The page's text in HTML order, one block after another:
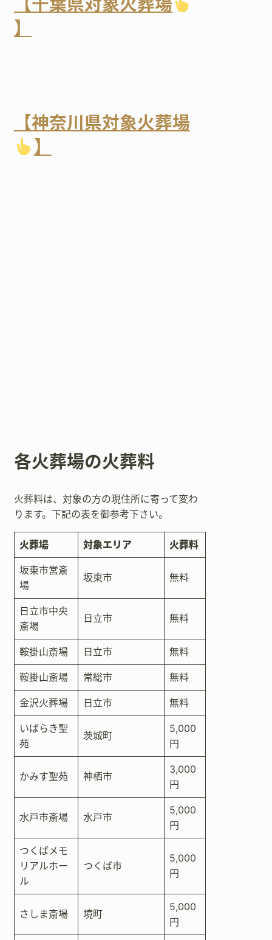
】
【神奈川県対象火葬場
】
各火葬場の火葬料
火葬料は、対象の方の現住所に寄って変わ
ります。下記の表を御参考下さい。
火葬場 対象エリア 火葬料
坂東市営斎
場
坂東市 無料
日立市中央
斎場
日立市 無料
鞍掛山斎場 日立市 無料
鞍掛山斎場 常総市 無料
金沢火葬場 日立市 無料
いばらき聖
苑
茨城町
5,000
円
かみす聖苑 神栖市
3,000
円
水戸市斎場 水戸市
5,000
円
つくばメモ
リアルホー
ル
つくば市
5,000
円
さしま斎場 境町
5,000
円